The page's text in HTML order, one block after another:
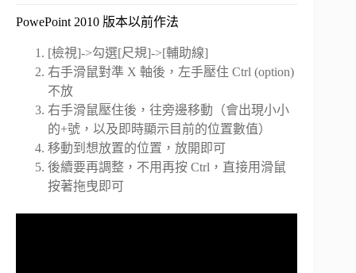
PowePoint 2010 版本以前作法
[檢視]->勾選[尺規]->[輔助線]
右手滑鼠對準 X 軸後，左手壓住 Ctrl (option)
不放
右手滑鼠壓住後，往旁邊移動（會出現小小
的+號，以及即時顯示目前的位置數值）
移動到想放置的位置，放開即可
後續要再調整，不用再按 Ctrl，直接用滑鼠
按著拖曳即可